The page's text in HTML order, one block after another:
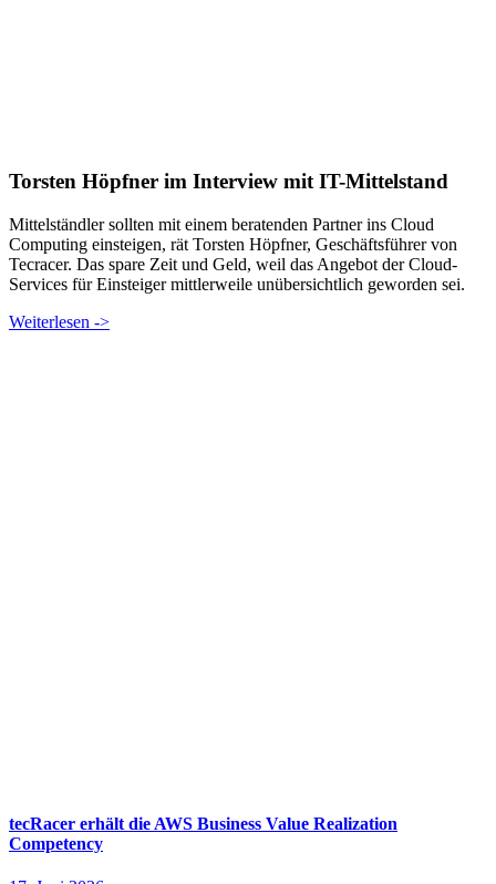
Torsten Höpfner im Interview mit IT-Mittelstand
Mittelständler sollten mit einem beratenden Partner ins Cloud
Computing einsteigen, rät Torsten Höpfner, Geschäftsführer von
Tecracer. Das spare Zeit und Geld, weil das Angebot der Cloud-
Services für Einsteiger mittlerweile unübersichtlich geworden sei.
Weiterlesen ->
tecRacer erhält die AWS Business Value Realization
Competency